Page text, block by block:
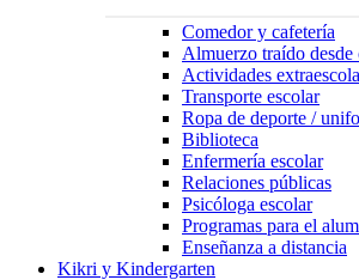
Comedor y cafetería
Almuerzo traído desde
Actividades
Transporte escolar
Ropa de deporte /
Biblioteca
Enfermería escolar
Relaciones públicas
Psicóloga escolar
Programas para el
Enseñanza a distancia
Kikri y Kindergarten